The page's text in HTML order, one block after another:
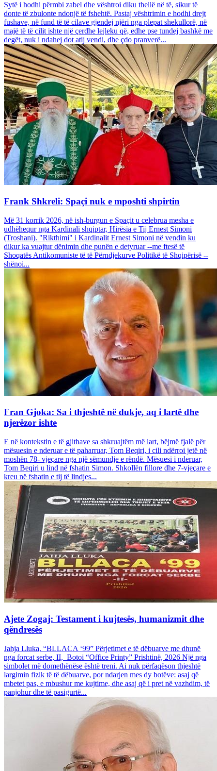
Sytë i hodhi përmbi zabel dhe vështroi diku thellë në të, sikur të
donte të zbulonte ndonjë të fshehtë. Pastaj vështrimin e hodhi drejt
fushave, në fund të të cilave gjendej njëri nga plepat shekullorë, në
majë të të cilit ishte një çerdhe lejleku që, edhe pse tundej bashkë me
degët, nuk i ndahej dot atij vendi, dhe çdo pranverë...
Frank Shkreli: Spaçi nuk e mposhti shpirtin
Më 31 korrik 2026, në ish-burgun e Spaçit u celebrua mesha e
udhëhequr nga Kardinali shqiptar, Hirësia e Tij Ernest Simoni
(Troshani). "Rikthimi" i Kardinalit Ernest Simoni në vendin ku
dikur ka vuajtur dënimin dhe punën e detyruar --me ftesë të
Shoqatës Antikomuniste të të Përndjekurve Politikë të Shqipërisë --
shënoi...
Fran Gjoka: Sa i thjeshtë në dukje, aq i lartë dhe
njerëzor ishte
E në kontekstin e të gjithave sa shkruajtëm më lart, bëjmë fjalë për
mësuesin e nderuar e të paharruar, Tom Beqiri, i cili ndërroi jetë në
moshën 78- vjeçare nga një sëmundje e rëndë. Mësuesi i nderuar,
Tom Beqiri u lind në fshatin Simon. Shkollën fillore dhe 7-vjeçare e
kreu në fshatin e tij të lindjes...
Ajete Zogaj: Testament i kujtesës, humanizmit dhe
qëndresës
Jahja Lluka, “BLLACA ‘99” Përjetimet e të dëbuarve me dhunë
nga forcat serbe, II, Botoi “Office Printy” Prishtinë, 2026 Një nga
simbolet më domethënëse është treni. Ai nuk përfaqëson thjeshtë
largimin fizik të të dëbuarve, por ndarjen mes dy botëve: asaj që
mbetet pas, e mbushur me kujtime, dhe asaj që i pret në vazhdim, të
panjohur dhe të pasigurtë...